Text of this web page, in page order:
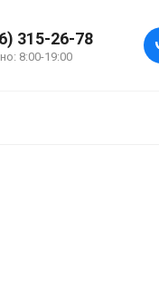
315-26-78
8:00-19:00